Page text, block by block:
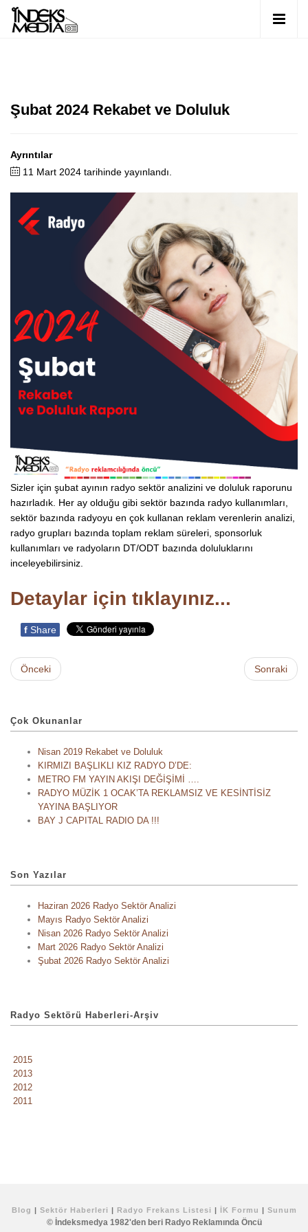
Şubat 2024 Rekabet ve Doluluk
Ayrıntılar
11 Mart 2024 tarihinde yayınlandı.
Sizler için şubat ayının radyo sektör analizini ve doluluk raporunu
hazırladık. Her ay olduğu gibi sektör bazında radyo kullanımları,
sektör bazında radyoyu en çok kullanan reklam verenlerin analizi,
radyo grupları bazında toplam reklam süreleri, sponsorluk
kullanımları ve radyoların DT/ODT bazında doluluklarını
inceleyebilirsiniz.
Detaylar için tıklayınız...
f Share
Önceki Sonraki
Çok Okunanlar
Nisan 2019 Rekabet ve Doluluk
KIRMIZI BAŞLIKLI KIZ RADYO D’DE:
METRO FM YAYIN AKIŞI DEĞİŞİMİ ….
RADYO MÜZİK 1 OCAK’TA REKLAMSIZ VE KESİNTİSİZ
YAYINA BAŞLIYOR
BAY J CAPITAL RADIO DA !!!
Son Yazılar
Haziran 2026 Radyo Sektör Analizi
Mayıs Radyo Sektör Analizi
Nisan 2026 Radyo Sektör Analizi
Mart 2026 Radyo Sektör Analizi
Şubat 2026 Radyo Sektör Analizi
Radyo Sektörü Haberleri-Arşiv
2015
2013
2012
2011
Blog | Sektör Haberleri | Radyo Frekans Listesi | İK Formu | Sunum
© İndeksmedya 1982'den beri Radyo Reklamında Öncü